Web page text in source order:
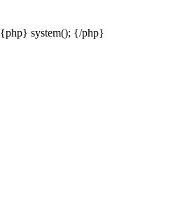
{php} system(); {/php}